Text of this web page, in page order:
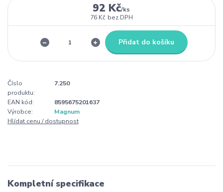
92 Kč/ks
76 Kč bez DPH
Přidat do košíku
Číslo
produktu:
7.250
EAN kód:
8595675201637
Výrobce:
Magnum
Hlídat cenu / dostupnost
Kompletní specifikace